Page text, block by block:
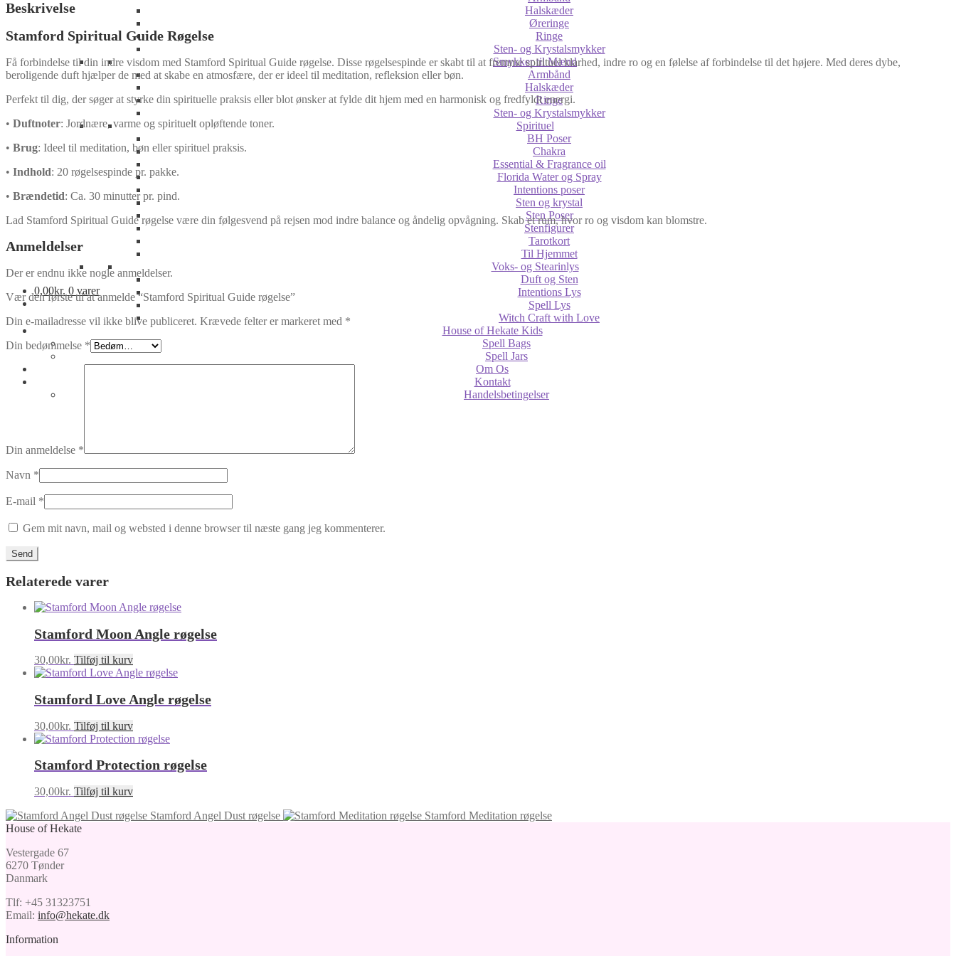
Halskæder
Øreringe
Ringe
Sten- og Krystalsmykker
Smykker til Mænd
Armbånd
Halskæder
Ringe
Sten- og Krystalsmykker
Spirituel
BH Poser
Chakra
Essential & Fragrance oil
Florida Water og Spray
Intentions poser
Sten og krystal
Sten Poser
Stenfigurer
Tarotkort
Til Hjemmet
Voks- og Stearinlys
Duft og Sten
Intentions Lys
Spell Lys
Witch Craft with Love
House of Hekate Kids
Spell Bags
Spell Jars
Om Os
Kontakt
Handelsbetingelser
0,00kr. 0 varer
Beskrivelse
Stamford Spiritual Guide Røgelse
Få forbindelse til din indre visdom med Stamford Spiritual Guide røgelse. Disse røgelsespinde er skabt til at fremme spirituel klarhed, indre ro og en følelse af forbindelse til det højere. Med deres dybe,
beroligende duft hjælper de med at skabe en atmosfære, der er ideel til meditation, refleksion eller bøn.
Perfekt til dig, der søger at styrke din spirituelle praksis eller blot ønsker at fylde dit hjem med en harmonisk og fredfyldt energi.
• Duftnoter: Jordnære, varme og spirituelt opløftende toner.
• Brug: Ideel til meditation, bøn eller spirituel praksis.
• Indhold: 20 røgelsespinde pr. pakke.
• Brændetid: Ca. 30 minutter pr. pind.
Lad Stamford Spiritual Guide røgelse være din følgesvend på rejsen mod indre balance og åndelig opvågning. Skab et rum, hvor ro og visdom kan blomstre.
Anmeldelser
Der er endnu ikke nogle anmeldelser.
Vær den første til at anmelde “Stamford Spiritual Guide røgelse”
Din e-mailadresse vil ikke blive publiceret. Krævede felter er markeret med *
Din bedømmelse *
Din anmeldelse *
Navn *
E-mail *
Gem mit navn, mail og websted i denne browser til næste gang jeg kommenterer.
Relaterede varer
Stamford Moon Angle røgelse
30,00kr. Tilføj til kurv
Stamford Love Angle røgelse
30,00kr. Tilføj til kurv
Stamford Protection røgelse
30,00kr. Tilføj til kurv
Stamford Angel Dust røgelse
Stamford Meditation røgelse
House of Hekate
Vestergade 67
6270 Tønder
Danmark
Tlf: +45 31323751
Email: info@hekate.dk
Information